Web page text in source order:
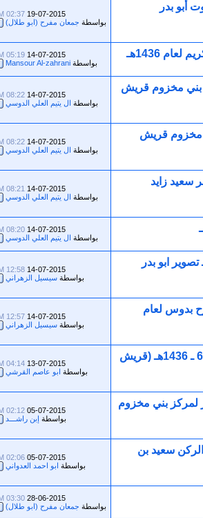
أبو بدر
19-07-2015
02:37 AM
بواسطة جمعان مفرح (ابو طلال)
1436هـ 14-07-2015
05:19 PM
بواسطة Mansour Al-zahrani
المقام بمركز بني مخزوم قريش
14-07-2015
08:22 AM
بواسطة
ال يتيم العلي الدوسي
لعام 1436هـ بمركز بني مخزوم قريش
14-07-2015
08:22 AM
بواسطة
ال يتيم العلي الدوسي
زايد
14-07-2015
08:21 AM
بواسطة
ال يتيم العلي الدوسي
14-07-2015
08:20 AM
بواسطة
ال يتيم العلي الدوسي
لملتقى الأحبة الصيفي الرابع في 21 ـ 9 ـ 1436هـ تصوير ابو بدر
14-07-2015
12:58 AM
بواسطة سيسيل الزهراني
بدوس لعام
14-07-2015
12:57 AM
بواسطة سيسيل الزهراني
حفل زواج المهندس فارس بن سعيد بن فراج الداموك بتاريخ 6 ـ 6 ـ 1436هـ (قريش
13-07-2015
04:14 PM
بواسطة ابو عاصم القرشي
لمركز بني مخزوم
05-07-2015
02:12 PM
بواسطة إبن راشـــد
سعيد بن
05-07-2015
02:06 PM
بواسطة ابو احمد العدواني
28-06-2015
03:30 AM
بواسطة جمعان مفرح (ابو طلال)